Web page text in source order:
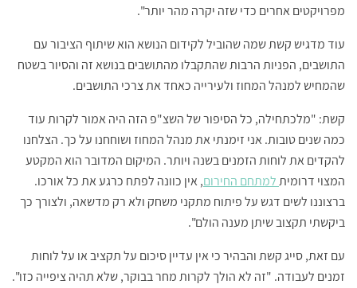
מפרויקטים אחרים כדי שזה יקרה מהר יותר".
עוד מדגיש קשת שמה שהוביל לקידום הנושא הוא שיתוף הציבור עם
התושבים, הפניות הרבות שהתקבלו מהתושבים בנושא זה והסיור בשטח
שהמחיש למנהל המחוז ולעירייה כאחד את צרכי התושבים.
קשת: "מלכתחילה, כל הסיפור של השצ"פ הזה היה אמור לקרות עוד
כמה שנים טובות. אני זימנתי את מנהל המחוז ושוחחנו על כך. הצלחנו
להקדים את לוחות הזמנים בשנה ויותר. המיקום המדובר הוא המקטע
המצוי דרומיתלמתחם החירום, אין כוונה לפתח כרגע את כל אורכו.
ברצוננו לשים דגש על פיתוח מתקני משחק ולא רק מדשאה, ולצורך כך
ביקשתי תקצוב שיתן מענה הולם".
עם זאת, סייג קשת והבהיר כי אין עדיין סיכום על תקציב או על לוחות
זמנים לעבודה. "זה לא הולך לקרות מחר בבוקר, שלא תהיה ציפייה כזו".